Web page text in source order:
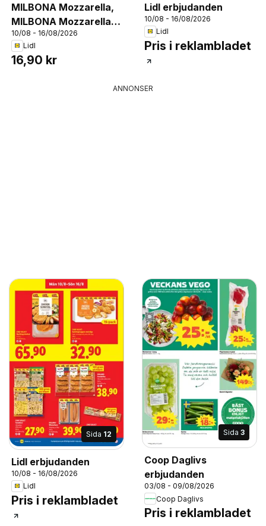
MILBONA Mozzarella,
MILBONA Mozzarella,
250 g, Jfr 67,60 kr/kg
10/08 - 16/08/2026
Lidl
16,90 kr
Lidl erbjudanden
10/08 - 16/08/2026
Lidl
Pris i reklambladet
ANNONSER
Sida 12
Lidl erbjudanden
10/08 - 16/08/2026
Lidl
Pris i reklambladet
Sida 3
Coop Daglivs
erbjudanden
03/08 - 09/08/2026
Coop Daglivs
Pris i reklambladet